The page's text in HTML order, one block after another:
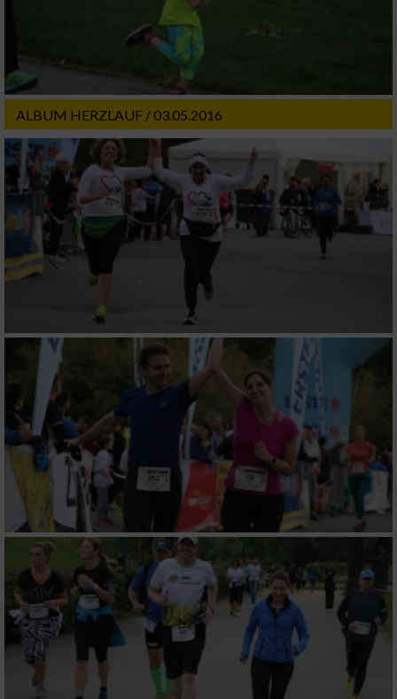
ALBUM HERZLAUF / 03.05.2016